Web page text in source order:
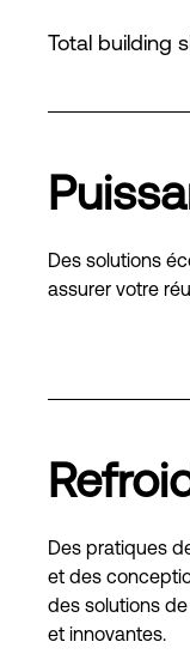
Total building
Des solutions
assurer votre
Des pratiques
et des
des solutions
et innovantes.